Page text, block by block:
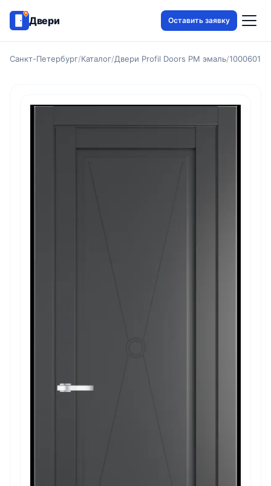
Двери Оставить заявку
Санкт-Петербург/Каталог/Двери Profil Doors PM эмаль/1000601